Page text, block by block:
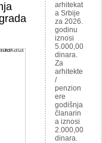
arhitekat
a Srbije
za 2026.
godinu
iznosi
5.000,00
dinara.
Za
arhitekte
/
penzion
ere
godišnja
članarin
a iznosi
2.000,00
dinara.